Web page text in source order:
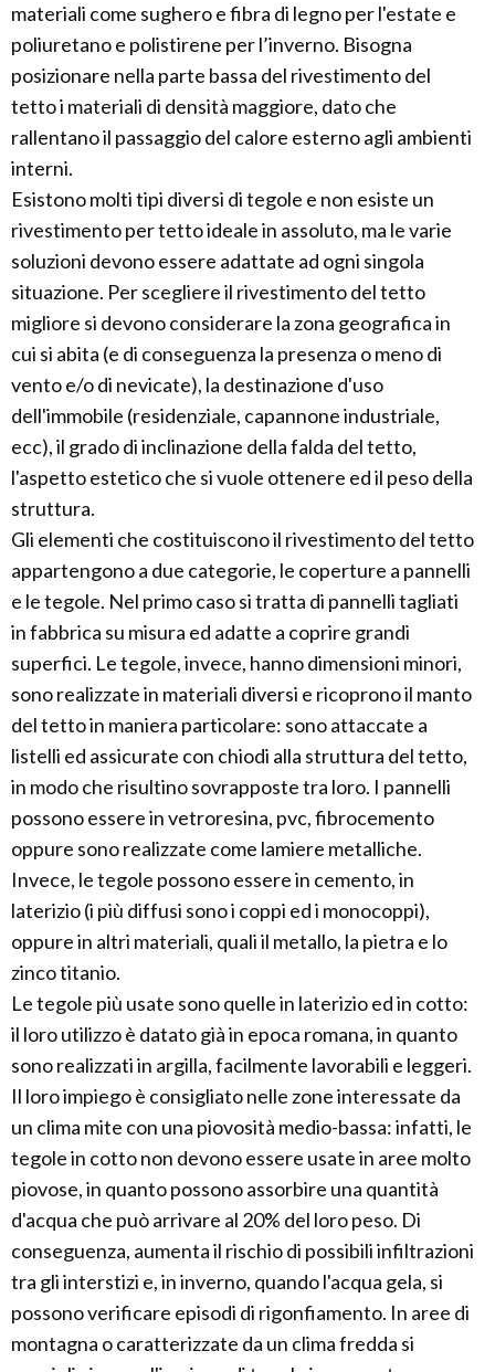
materiali come sughero e fibra di legno per l'estate e
poliuretano e polistirene per l’inverno. Bisogna
posizionare nella parte bassa del rivestimento del
tetto i materiali di densità maggiore, dato che
rallentano il passaggio del calore esterno agli ambienti
interni.
Esistono molti tipi diversi di tegole e non esiste un
rivestimento per tetto ideale in assoluto, ma le varie
soluzioni devono essere adattate ad ogni singola
situazione. Per scegliere il rivestimento del tetto
migliore si devono considerare la zona geografica in
cui si abita (e di conseguenza la presenza o meno di
vento e/o di nevicate), la destinazione d'uso
dell'immobile (residenziale, capannone industriale,
ecc), il grado di inclinazione della falda del tetto,
l'aspetto estetico che si vuole ottenere ed il peso della
struttura.
Gli elementi che costituiscono il rivestimento del tetto
appartengono a due categorie, le coperture a pannelli
e le tegole. Nel primo caso si tratta di pannelli tagliati
in fabbrica su misura ed adatte a coprire grandi
superfici. Le tegole, invece, hanno dimensioni minori,
sono realizzate in materiali diversi e ricoprono il manto
del tetto in maniera particolare: sono attaccate a
listelli ed assicurate con chiodi alla struttura del tetto,
in modo che risultino sovrapposte tra loro. I pannelli
possono essere in vetroresina, pvc, fibrocemento
oppure sono realizzate come lamiere metalliche.
Invece, le tegole possono essere in cemento, in
laterizio (i più diffusi sono i coppi ed i monocoppi),
oppure in altri materiali, quali il metallo, la pietra e lo
zinco titanio.
Le tegole più usate sono quelle in laterizio ed in cotto:
il loro utilizzo è datato già in epoca romana, in quanto
sono realizzati in argilla, facilmente lavorabili e leggeri.
Il loro impiego è consigliato nelle zone interessate da
un clima mite con una piovosità medio-bassa: infatti, le
tegole in cotto non devono essere usate in aree molto
piovose, in quanto possono assorbire una quantità
d'acqua che può arrivare al 20% del loro peso. Di
conseguenza, aumenta il rischio di possibili infiltrazioni
tra gli interstizi e, in inverno, quando l'acqua gela, si
possono verificare episodi di rigonfiamento. In aree di
montagna o caratterizzate da un clima fredda si